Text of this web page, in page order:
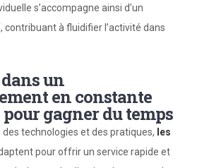
s’accompagne ainsi d’un
contribuant à fluidifier l’activité dans
un
en constante
gagner du temps
des technologies et des pratiques, les
pour offrir un service rapide et